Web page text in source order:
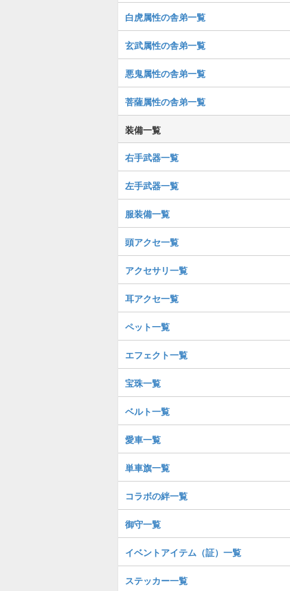
白虎属性の舎弟一覧
玄武属性の舎弟一覧
悪鬼属性の舎弟一覧
菩薩属性の舎弟一覧
装備一覧
右手武器一覧
左手武器一覧
服装備一覧
頭アクセ一覧
アクセサリ一覧
耳アクセ一覧
ペット一覧
エフェクト一覧
宝珠一覧
ベルト一覧
愛車一覧
単車旗一覧
コラボの絆一覧
御守一覧
イベントアイテム（証）一覧
ステッカー一覧